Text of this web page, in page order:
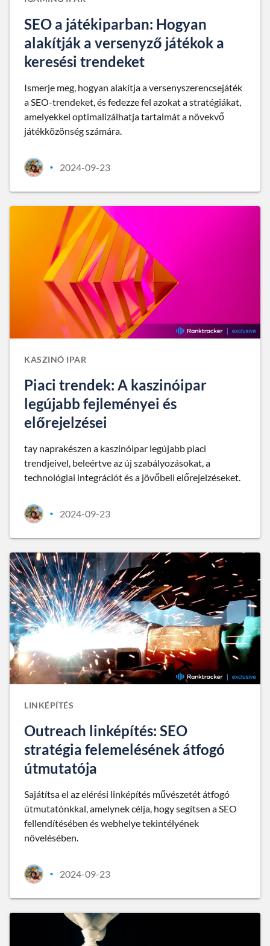
SEO a játékiparban: Hogyan
alakítják a versenyző játékok a
keresési trendeket
Ismerje meg, hogyan alakítja a versenyszerencsejáték
a SEO-trendeket, és fedezze fel azokat a stratégiákat,
amelyekkel optimalizálhatja tartalmát a növekvő
játékközönség számára.
• 2024-09-23
KASZINÓ IPAR
Piaci trendek: A kaszinóipar
legújabb fejleményei és
előrejelzései
tay naprakészen a kaszinóipar legújabb piaci
trendjeivel, beleértve az új szabályozásokat, a
technológiai integrációt és a jövőbeli előrejelzéseket.
• 2024-09-23
LINKÉPÍTÉS
Outreach linképítés: SEO
stratégia felemelésének átfogó
útmutatója
Sajátítsa el az elérési linképítés művészetét átfogó
útmutatónkkal, amelynek célja, hogy segítsen a SEO
fellendítésében és webhelye tekintélyének
növelésében.
• 2024-09-23